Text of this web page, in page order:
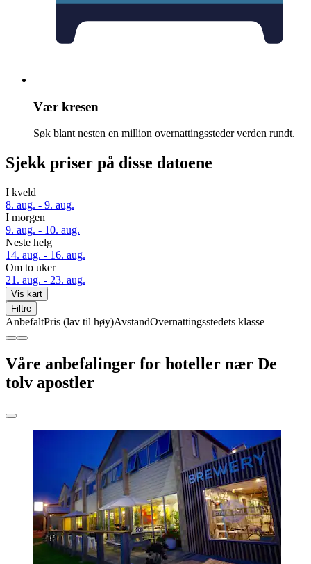
Vær kresen
Søk blant nesten en million overnattingssteder verden rundt.
Sjekk priser på disse datoene
I kveld
8. aug. - 9. aug.
I morgen
9. aug. - 10. aug.
Neste helg
14. aug. - 16. aug.
Om to uker
21. aug. - 23. aug.
Vis kart
Filtre
AnbefaltPris (lav til høy)AvstandOvernattingsstedets klasse
Våre anbefalinger for hoteller nær De
tolv apostler